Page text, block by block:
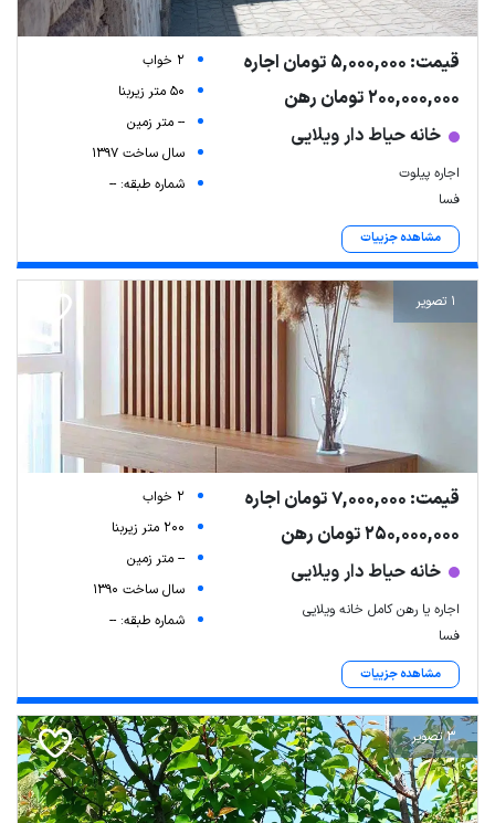
قیمت: 5,000,000 تومان اجاره
200,000,000 تومان رهن
خانه حیاط دار ویلایی
اجاره پیلوت
فسا
مشاهده جزییات
2 خواب
50 متر زیربنا
-- متر زمین
سال ساخت 1397
شماره طبقه: --
1 تصویر
قیمت: 7,000,000 تومان اجاره
250,000,000 تومان رهن
خانه حیاط دار ویلایی
اجاره یا رهن کامل خانه ویلایی
فسا
مشاهده جزییات
2 خواب
200 متر زیربنا
-- متر زمین
سال ساخت 1390
شماره طبقه: --
3 تصویر